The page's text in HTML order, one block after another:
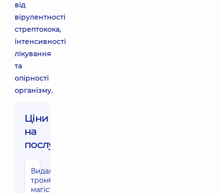
від
вірулентності
стрептокока,
інтенсивності
лікування
та
опірності
організму.
Ціни
на
послуги:
Видалення
тромбу з
магістральної